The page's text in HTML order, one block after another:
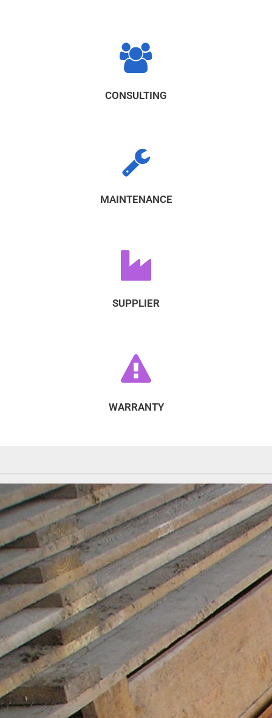
CONSULTING
MAINTENANCE
SUPPLIER
WARRANTY